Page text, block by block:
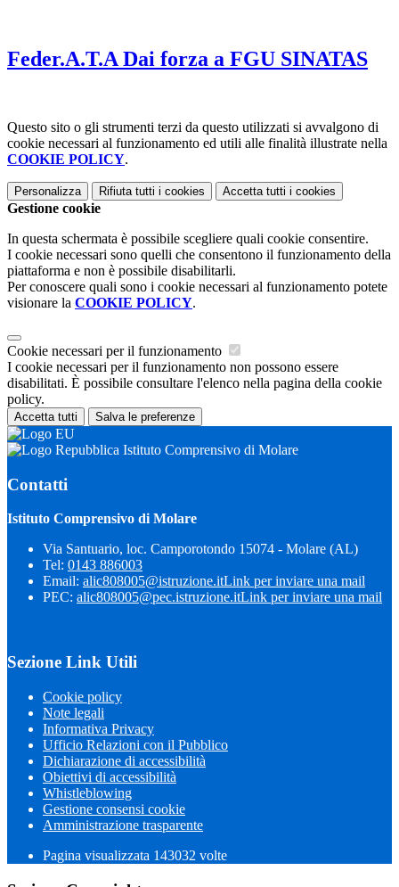
Feder.A.T.A Dai forza a FGU SINATAS
Questo sito o gli strumenti terzi da questo utilizzati si avvalgono di
cookie necessari al funzionamento ed utili alle finalità illustrate nella
COOKIE POLICY.
Personalizza Rifiuta tutti i cookies Accetta tutti i cookies
Gestione cookie
In questa schermata è possibile scegliere quali cookie consentire.
I cookie necessari sono quelli che consentono il funzionamento della
piattaforma e non è possibile disabilitarli.
Per conoscere quali sono i cookie necessari al funzionamento potete
visionare la COOKIE POLICY.
Cookie necessari per il funzionamento
I cookie necessari per il funzionamento non possono essere
disabilitati. È possibile consultare l'elenco nella pagina della cookie
policy.
Accetta tutti Salva le preferenze
Istituto Comprensivo di Molare
Contatti
Istituto Comprensivo di Molare
Via Santuario, loc. Camporotondo 15074 - Molare (AL)
Tel: 0143 886003
Email: alic808005@istruzione.itLink per inviare una mail
PEC: alic808005@pec.istruzione.itLink per inviare una mail
Sezione Link Utili
Cookie policy
Note legali
Informativa Privacy
Ufficio Relazioni con il Pubblico
Dichiarazione di accessibilità
Obiettivi di accessibilità
Whistleblowing
Gestione consensi cookie
Amministrazione trasparente
Pagina visualizzata 143032 volte